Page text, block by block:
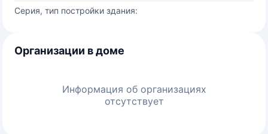
Серия, тип постройки здания:
Организации в доме
Информация об организациях
отсутствует